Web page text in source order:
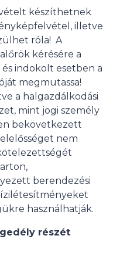
készíthetnek
illetve
róla! A
kérésére a
indokolt esetben a
megmutassa!
a halgazdálkodási
mint jogi személy
bekövetkezett
nem
berendezési
használhatják.
részét